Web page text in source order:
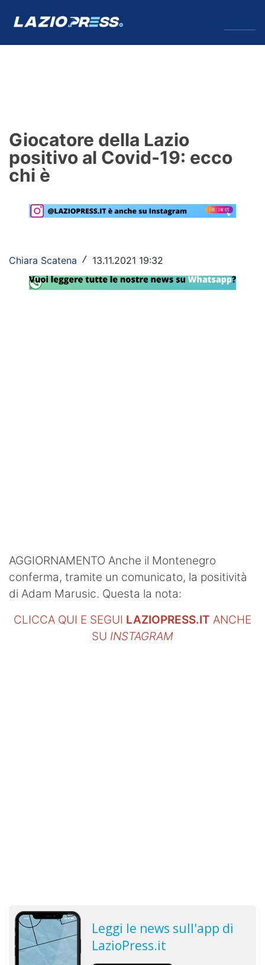
Formello
Infortuni
Primavera
Lazio Women
Rassegna Lazio
Contatti
Giocatore della Lazio
positivo al Covid-19: ecco
chi è
Chiara Scatena / 13.11.2021 19:32
AGGIORNAMENTO Anche il Montenegro
conferma, tramite un comunicato, la positività
di Adam Marusic. Questa la nota:
CLICCA QUI E SEGUI LAZIOPRESS.IT ANCHE
SU INSTAGRAM